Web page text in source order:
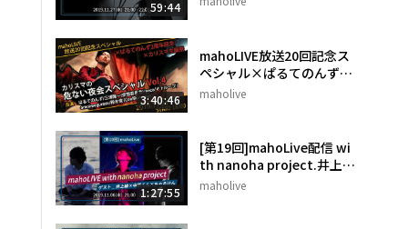
59:44
3:40:46
mahoLIVE放送20回記念ス
ペシャル×ぱるてのんず2
周年記念×カリスマ生誕祭
maholive
1:27:55
[第19回]mahoLive配信 wi
th nanoha project.井上緑
×中原くん×ちゃるけん
maholive